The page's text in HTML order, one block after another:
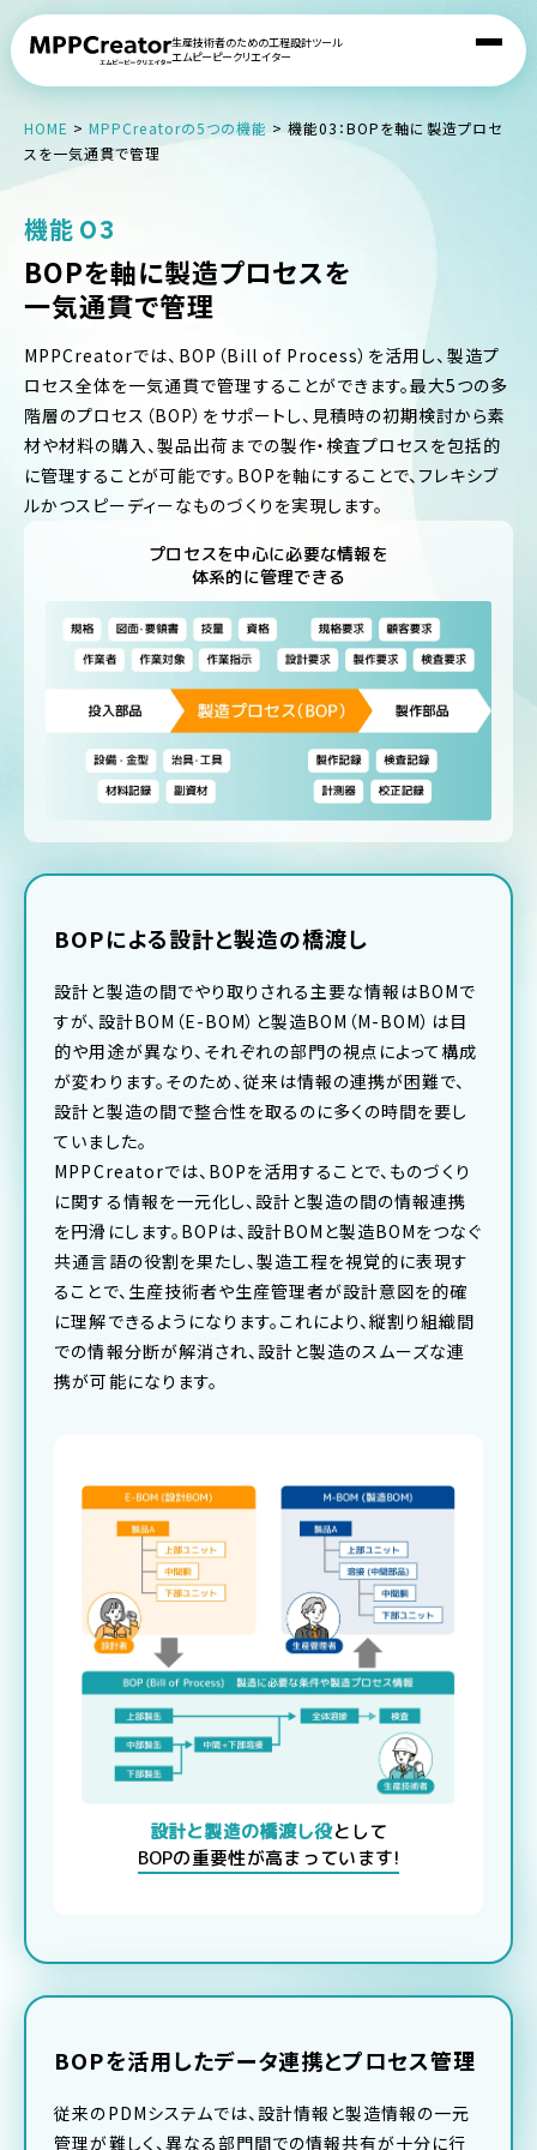
生産技術者のための工程設計ツール
エムピーピークリエイター
HOME >MPPCreatorの5つの機能 >機能03：BOPを軸に製造プロセ
スを一気通貫で管理
機能 03
BOPを軸に製造プロセスを
一気通貫で管理
MPPCreatorでは、BOP（Bill of Process）を活用し、製造プ
ロセス全体を一気通貫で管理することができます。最大5つの多
階層のプロセス（BOP）をサポートし、見積時の初期検討から素
材や材料の購入、製品出荷までの製作・検査プロセスを包括的
に管理することが可能です。BOPを軸にすることで、フレキシブ
ルかつスピーディーなものづくりを実現します。
プロセスを中心に必要な情報を
体系的に管理できる
BOPによる設計と製造の橋渡し
設計と製造の間でやり取りされる主要な情報はBOMで
すが、設計BOM（E-BOM）と製造BOM（M-BOM）は目
的や用途が異なり、それぞれの部門の視点によって構成
が変わります。そのため、従来は情報の連携が困難で、
設計と製造の間で整合性を取るのに多くの時間を要し
ていました。
MPPCreatorでは、BOPを活用することで、ものづくり
に関する情報を一元化し、設計と製造の間の情報連携
を円滑にします。BOPは、設計BOMと製造BOMをつなぐ
共通言語の役割を果たし、製造工程を視覚的に表現す
ることで、生産技術者や生産管理者が設計意図を的確
に理解できるようになります。これにより、縦割り組織間
での情報分断が解消され、設計と製造のスムーズな連
携が可能になります。
設計と製造の橋渡し役として
BOPの重要性が高まっています!
BOPを活用したデータ連携とプロセス管理
従来のPDMシステムでは、設計情報と製造情報の一元
管理が難しく、異なる部門間での情報共有が十分に行